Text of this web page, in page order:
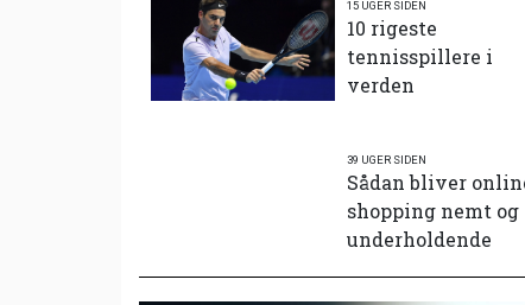
15 UGER SIDEN
10 rigeste
tennisspillere i
verden
39 UGER SIDEN
Sådan bliver
shopping nemt og
underholdende